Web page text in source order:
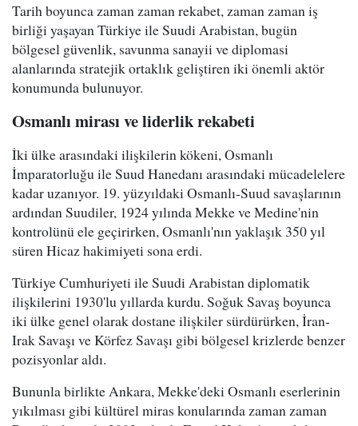
Tarih boyunca zaman zaman rekabet, zaman zaman iş
birliği yaşayan Türkiye ile Suudi Arabistan, bugün
bölgesel güvenlik, savunma sanayii ve diplomasi
alanlarında stratejik ortaklık geliştiren iki önemli aktör
konumunda bulunuyor.
Osmanlı mirası ve liderlik rekabeti
İki ülke arasındaki ilişkilerin kökeni, Osmanlı
İmparatorluğu ile Suud Hanedanı arasındaki mücadelelere
kadar uzanıyor. 19. yüzyıldaki Osmanlı-Suud savaşlarının
ardından Suudiler, 1924 yılında Mekke ve Medine'nin
kontrolünü ele geçirirken, Osmanlı'nın yaklaşık 350 yıl
süren Hicaz hakimiyeti sona erdi.
Türkiye Cumhuriyeti ile Suudi Arabistan diplomatik
ilişkilerini 1930'lu yıllarda kurdu. Soğuk Savaş boyunca
iki ülke genel olarak dostane ilişkiler sürdürürken, İran-
Irak Savaşı ve Körfez Savaşı gibi bölgesel krizlerde benzer
pozisyonlar aldı.
Bununla birlikte Ankara, Mekke'deki Osmanlı eserlerinin
yıkılması gibi kültürel miras konularında zaman zaman